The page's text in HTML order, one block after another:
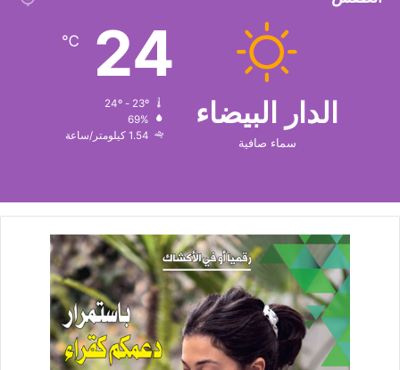
الدار البيضاء
سماء صافية
24
℃
69%
1.54 كيلومتر/ساعة